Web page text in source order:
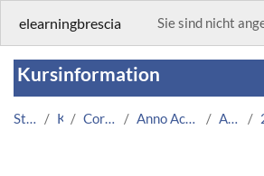
elearningbrescia Sie sind nicht
Kursinformation
Startseite Kurse Corsi Istituzionali Anno Accademico 2021/2022 Area Medica